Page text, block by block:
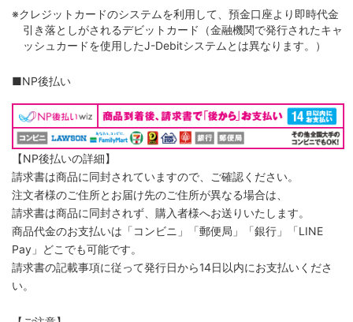
※クレジットカードのシステムを利用して、預金口座より即時代金
引き落としがされるデビットカード（金融機関で発行されたキャ
ッシュカードを使用したJ-Debitシステムとは異なります。）
■NP後払い
【NP後払いの詳細】
請求書は商品に同封されていますので、ご確認ください。
注文者様のご住所とお届け先のご住所が異なる場合は、
請求書は商品に同封されず、購入者様へお送りいたします。
商品代金のお支払いは「コンビニ」「郵便局」「銀行」「LINE
Pay」どこでも可能です。
請求書の記載事項に従って発行日から14日以内にお支払いくださ
い。